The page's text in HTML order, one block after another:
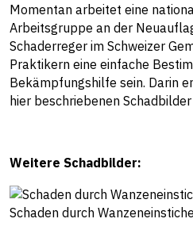
Momentan arbeitet eine
Arbeitsgruppe an der
Schaderreger im Schweizer
Praktikern eine einfache
Bekämpfungshilfe sein. Darin
hier beschriebenen
Weitere Schadbilder:
Schaden durch